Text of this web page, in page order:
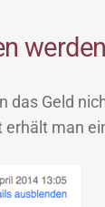
Geld
man